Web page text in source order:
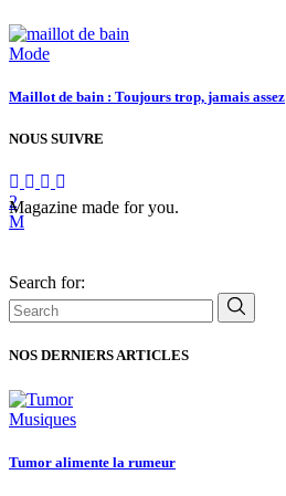
Mode
Maillot de bain : Toujours trop, jamais assez
NOUS SUIVRE
Magazine made for you.
Search for:
NOS DERNIERS ARTICLES
Musiques
Tumor alimente la rumeur